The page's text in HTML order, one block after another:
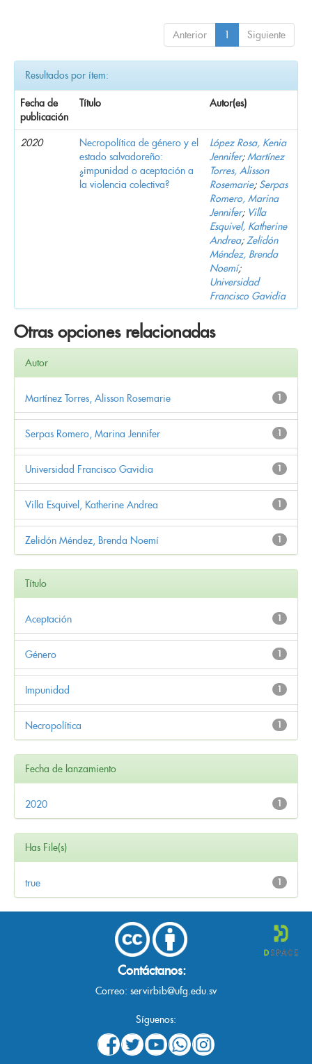
Anterior 1 Siguiente
Resultados por ítem:
Fecha de
publicación
Título Autor(es)
2020
Necropolítica de género y el
estado salvadoreño:
¿impunidad o aceptación a
la violencia colectiva?
López Rosa, Kenia
Jennifer;Martínez
Torres, Alisson
Rosemarie; Serpas
Romero, Marina
Jennifer; Villa
Esquivel, Katherine
Andrea; Zelidón
Méndez, Brenda
Noemí;
Universidad
Francisco Gavidia
Otras opciones relacionadas
Autor
1
Martínez Torres, Alisson Rosemarie
1
Serpas Romero, Marina Jennifer
1
Universidad Francisco Gavidia
1
Villa Esquivel, Katherine Andrea
1
Zelidón Méndez, Brenda Noemí
Título
1
Aceptación
1
Género
1
Impunidad
1
Necropolítica
Fecha de lanzamiento
1
2020
Has File(s)
1
true
Contáctanos:
Correo: servirbib@ufg.edu.sv
Síguenos: